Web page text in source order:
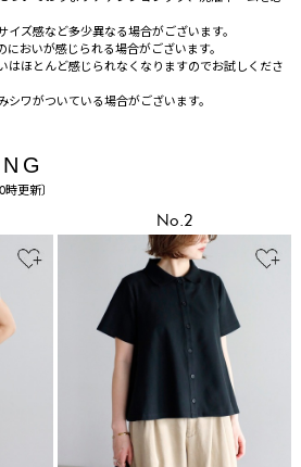
ズ感など多少異なる場合がございます。
おいが感じられる場合がございます。
はほとんど感じられなくなりますのでお試しくださ
ワがついている場合がございます。
更新〕
No.2